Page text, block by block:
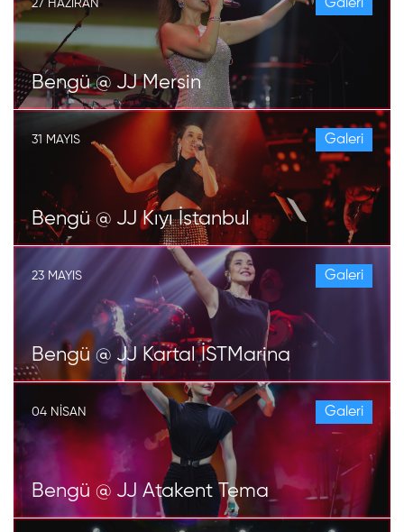
27 HAZIRAN Galeri
Bengü @ JJ Mersin
31 MAYIS Galeri
Bengü @ JJ Kıyı İstanbul
23 MAYIS Galeri
Bengü @ JJ Kartal İSTMarina
04 NISAN Galeri
Bengü @ JJ Atakent Tema